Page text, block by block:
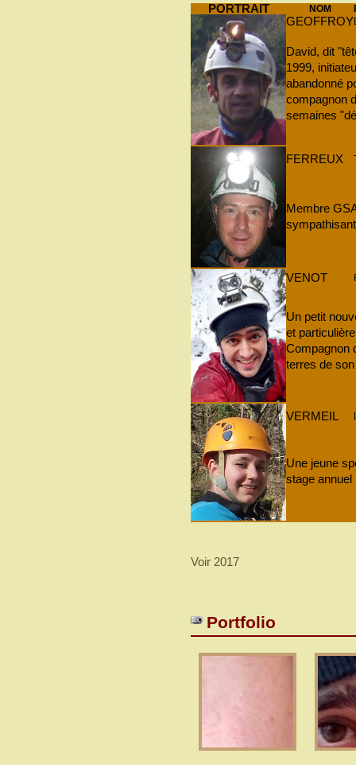
PORTRAIT NOM
GEOFFROY
David, dit
1999,
abandonné
compagnon
semaines
FERREUX
Membre
VENOT
Un petit
et
Compagnon
terres de
VERMEIL
Une jeune
stage annuel
Voir 2017
Portfolio